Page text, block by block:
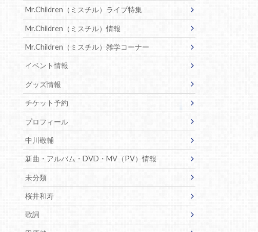
Mr.Children（ミスチル）ライブ特集
Mr.Children（ミスチル）情報
Mr.Children（ミスチル）雑学コーナー
イベント情報
グッズ情報
チケット予約
プロフィール
中川敬輔
新曲・アルバム・DVD・MV（PV）情報
未分類
桜井和寿
歌詞